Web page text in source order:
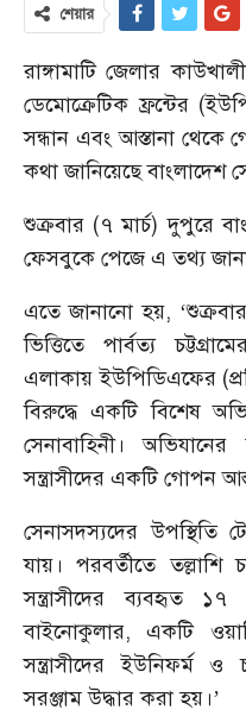
শেয়ার
রাঙ্গামাটি জেলার
ডেমোক্রেটিক ফ্রন্টের
সন্ধান এবং আস্তানা থেকে
কথা জানিয়েছে বাংলাদেশ
শুক্রবার (৭ মার্চ) দুপুরে
ফেসবুকে পেজে এ তথ্য
এতে জানানো হয়, ‘শুক্রবার
ভিত্তিতে পার্বত্য
এলাকায় ইউপিডিএফের
বিরুদ্ধে একটি বিশেষ
সেনাবাহিনী।
সন্ত্রাসীদের একটি গোপন
সেনাসদস্যদের উপস্থিতি
যায়। পরবর্তীতে তল্লাশি
সন্ত্রাসীদের ব্যবহৃত
বাইনোকুলার, একটি
সন্ত্রাসীদের ইউনিফর্ম
সরঞ্জাম উদ্ধার করা হয়।’